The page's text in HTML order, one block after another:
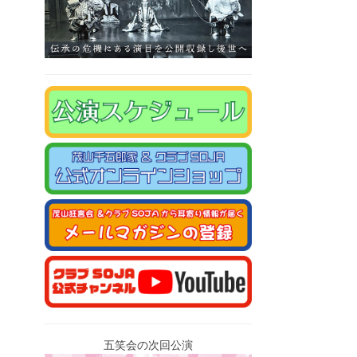
五笑会の次回公演